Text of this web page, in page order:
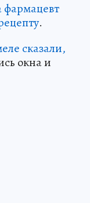
фармацевт
.
сказали,
окна и